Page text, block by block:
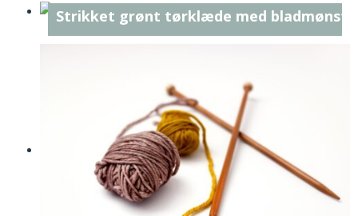
Strikket grønt tørklæde med